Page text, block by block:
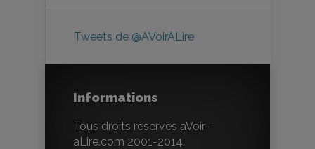
Tweets de @AVoirALire
Informations
Tous droits réservés aVoir-
aLire.com 2001-2014.